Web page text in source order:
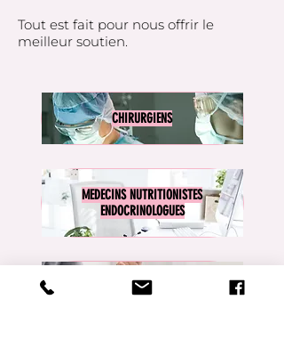
Tout est fait pour nous offrir le
meilleur soutien.
CHIRURGIENS
MEDECINS NUTRITIONISTES
ENDOCRINOLOGUES
PSYCHOLOGUES